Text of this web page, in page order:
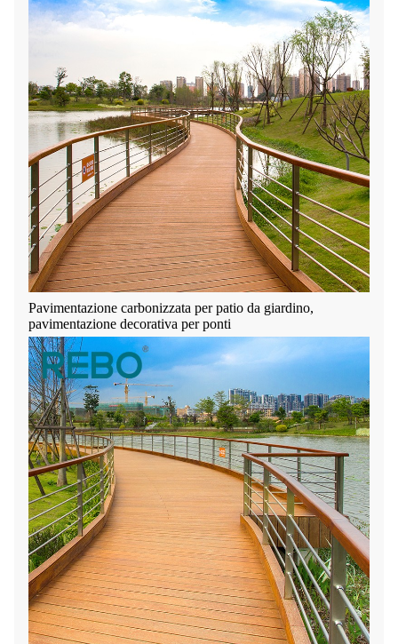
Pavimentazione carbonizzata per patio da giardino,
pavimentazione decorativa per ponti